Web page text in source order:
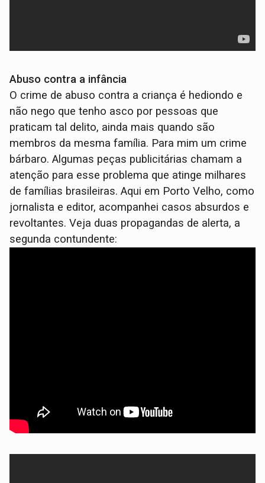
Abuso contra a infância
O crime de abuso contra a criança é hediondo e
não nego que tenho asco por pessoas que
praticam tal delito, ainda mais quando são
membros da mesma família. Para mim um crime
bárbaro. Algumas peças publicitárias chamam a
atenção para esse problema que atinge milhares
de famílias brasileiras. Aqui em Porto Velho, como
jornalista e editor, acompanhei casos absurdos e
revoltantes. Veja duas propagandas de alerta, a
segunda contundente: